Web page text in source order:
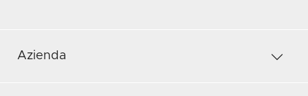
Azienda